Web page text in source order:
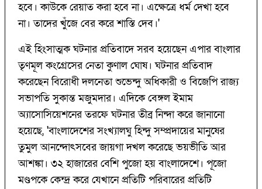
হবে। কাউকে রেয়াত করা হবে না। এক্ষেত্রে ধর্ম দেখা হবে
না। তাদের খুঁজে বের করে শাস্তি দেব।'
এই হিংসাত্মক ঘটনার প্রতিবাদে সরব হয়েছেন এপার বাংলার
তৃণমূল কংগ্রেসের নেতা কুণাল ঘোষ। ঘটনার প্রতিবাদ
করেছেন বিরোধী দলনেতা শুভেন্দু অধিকারী ও বিজেপি রাজ্য
সভাপতি সুকান্ত মজুমদার। এদিকে বেঙ্গল ইমাম
অ্যাসোসিয়েশনের তরফে ঘটনার তীব্র নিন্দা করে জানানো
হয়েছে, 'বাংলাদেশের সংখ্যালঘু হিন্দু সম্প্রদায়ের মানুষের
তুমুল আনন্দোৎসবের জায়গা দখল করেছে ভয়ভীতি আর
আশঙ্কা। ৩২ হাজারের বেশি পুজো হয় বাংলাদেশে। পূজো
মণ্ডপকে কেন্দ্র করে যেখানে প্রতিটি পরিবারের প্রতিটি